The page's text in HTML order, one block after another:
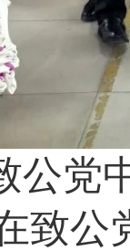
公党
致